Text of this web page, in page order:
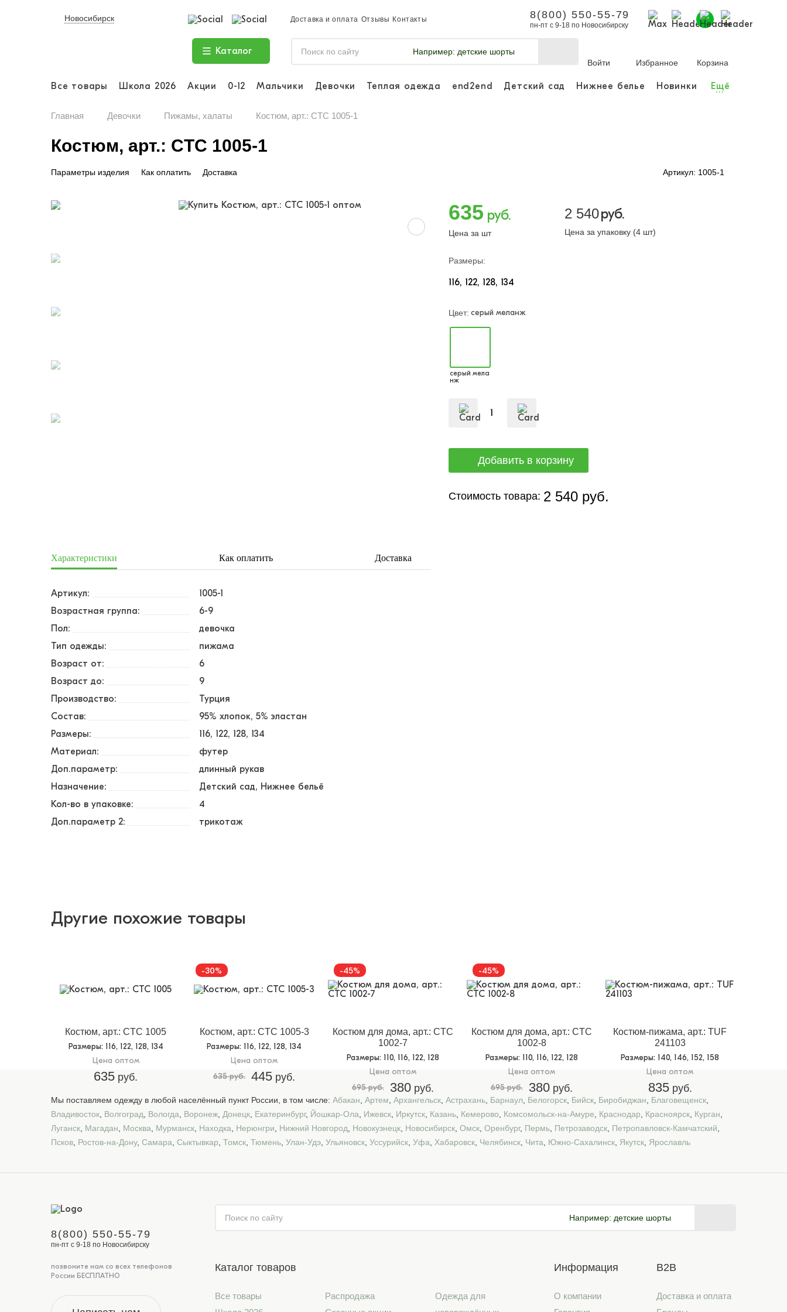
Новосибирск Доставка и оплата Отзывы Контакты 8(800) 550-55-79
пн-пт с 9-18 по Новосибирску
Каталог Например: детские шорты
Войти
Избранное Корзина
Все товары Школа 2026 Акции 0-12 Мальчики Девочки Теплая одежда end2end Детский сад Нижнее белье Новинки Ещё
...
Главная Девочки Пижамы, халаты Костюм, арт.: CTC 1005-1
Костюм, арт.: CTC 1005-1
Параметры изделия Как оплатить Доставка Артикул: 1005-1
635 руб.
Цена за шт
2 540руб.
Цена за упаковку (4 шт)
Размеры:
116 122 128 134
Цвет: серый меланж
серый мела
нж
Стоимость товара: 2 540 руб.
Характеристики Как оплатить Доставка
Артикул:
1005-1
Возрастная группа:
6-9
Пол:
девочка
Тип одежды:
пижама
Возраст от:
6
Возраст до:
9
Производство:
Турция
Состав:
95% хлопок, 5% эластан
Размеры:
116 122 128 134
Материал:
футер
Доп.параметр:
длинный рукав
Назначение:
Детский сад, Нижнее бельё
Кол-во в упаковке:
4
Доп.параметр 2:
трикотаж
Другие похожие товары
Костюм, арт.: CTC 1005
Размеры: 116, 122, 128, 134
Цена оптом
635 руб.
-30%
Костюм, арт.: CTC 1005-3
Размеры: 116, 122, 128, 134
Цена оптом
635 руб. 445 руб.
-45%
Костюм для дома, арт.: CTC
1002-7
Размеры: 110, 116, 122, 128
Цена оптом
695 руб.
380 руб.
-45%
Костюм для дома, арт.: CTC
1002-8
Размеры: 110, 116, 122, 128
Цена оптом
695 руб.
380руб.
Костюм-пижама, арт.: TUF
241103
Размеры: 140, 146, 152, 158
Цена оптом
835руб.
Мы поставляем одежду в любой населённый пункт России, в том числе: Абакан Артем Архангельск Астрахань Барнаул Белогорск Бийск Биробиджан Благовещенск
Владивосток Волгоград Вологда Воронеж Донецк Екатеринбург, Йошкар-Ола Ижевск Иркутск Казань Кемерово Комсомольск-на-Амуре Краснодар Красноярск Курган
Луганск Магадан Москва Мурманск Находка Нерюнгри Нижний Новгород Новокузнецк Новосибирск Омск Оренбург, Пермь Петрозаводск Петропавловск-Камчатский
Псков Ростов-на-Дону, Самара Сыктывкар Томск Тюмень Улан-Удэ Ульяновск Уссурийск Уфа Хабаровск Челябинск Чита Южно-Сахалинск Якутск Ярославль
8(800) 550-55-79
пн-пт с 9-18 по Новосибирску
позвоните нам со всех телефонов
России БЕСПЛАТНО
Например: детские шорты
Каталог товаров
Все товары
Распродажа
Одежда для
Информация
О компании
B2B
Доставка и оплата